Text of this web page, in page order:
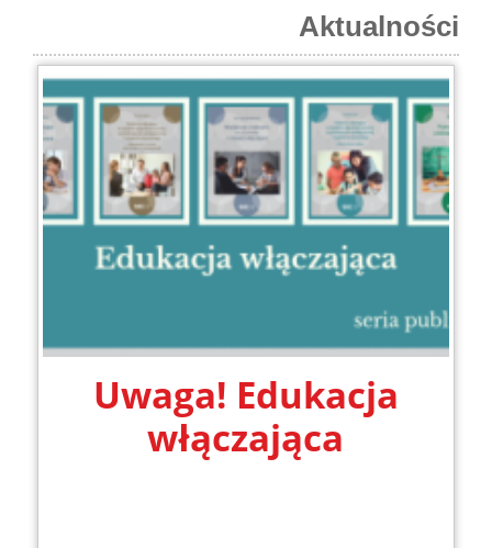
Aktualności
Uwaga! Edukacja
włączająca